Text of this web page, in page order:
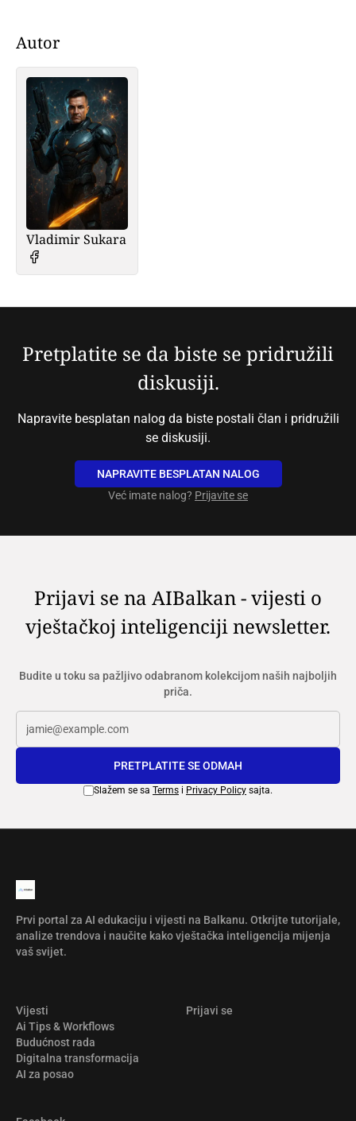
Autor
Vladimir Sukara
Pretplatite se da biste se pridružili
diskusiji.
Napravite besplatan nalog da biste postali član i pridružili
se diskusiji.
NAPRAVITE BESPLATAN NALOG
Već imate nalog? Prijavite se
Prijavi se na AIBalkan - vijesti o
vještačkoj inteligenciji newsletter.
Budite u toku sa pažljivo odabranom kolekcijom naših najboljih
priča.
PRETPLATITE SE ODMAH
Slažem se sa Terms i Privacy Policy sajta.
Prvi portal za AI edukaciju i vijesti na Balkanu. Otkrijte tutorijale,
analize trendova i naučite kako vještačka inteligencija mijenja
vaš svijet.
Vijesti
Ai Tips & Workflows
Budućnost rada
Digitalna transformacija
AI za posao
Prijavi se